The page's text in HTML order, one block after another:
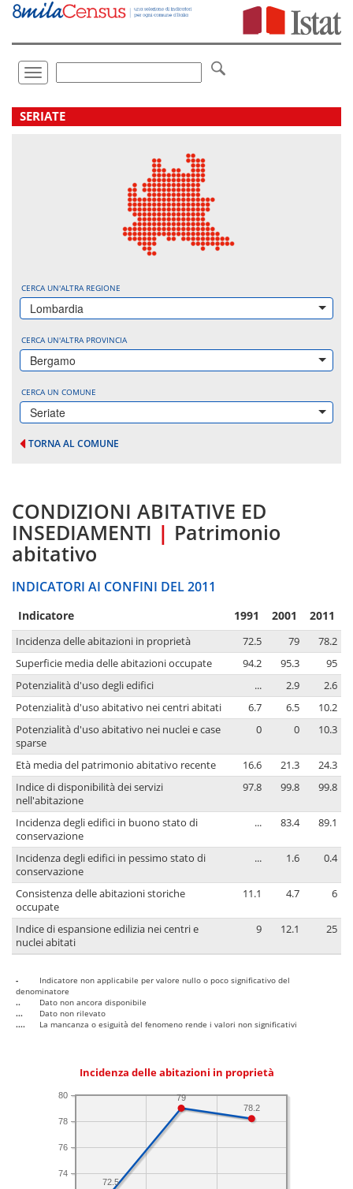
Vai
direttamente
Toggle
navigation
.
SERIATE
CERCA UN'ALTRA REGIONE
Lombardia
CERCA UN'ALTRA PROVINCIA
Bergamo
CERCA UN COMUNE
Seriate
TORNA AL COMUNE
CONDIZIONI ABITATIVE ED
INSEDIAMENTI | Patrimonio
abitativo
INDICATORI AI CONFINI DEL 2011
Indicatore 1991 2001 2011
Incidenza delle abitazioni in proprietà 72.5 79
78.2
Superficie media delle abitazioni occupate
94.2 95.3
95
Potenzialità d'uso degli edifici
... 2.9
2.6
Potenzialità d'uso abitativo nei centri abitati
6.7 6.5
10.2
Potenzialità d'uso abitativo nei nuclei e case
sparse
0 0 10.3
Età media del patrimonio abitativo recente 16.6 21.3
24.3
Indice di disponibilità dei servizi
nell'abitazione
97.8 99.8 99.8
Incidenza degli edifici in buono stato di
conservazione
... 83.4 89.1
Incidenza degli edifici in pessimo stato di
conservazione
... 1.6 0.4
Consistenza delle abitazioni storiche
occupate
11.1 4.7 6
Indice di espansione edilizia nei centri e
nuclei abitati
9 12.1 25
-
Indicatore non applicabile per valore nullo o poco significativo del
denominatore
..
Dato non ancora disponibile
...
Dato non rilevato
....
La mancanza o esiguità del fenomeno rende i valori non significativi
Incidenza delle abitazioni in proprietà
74
76
78
80
78.2
79
72.5